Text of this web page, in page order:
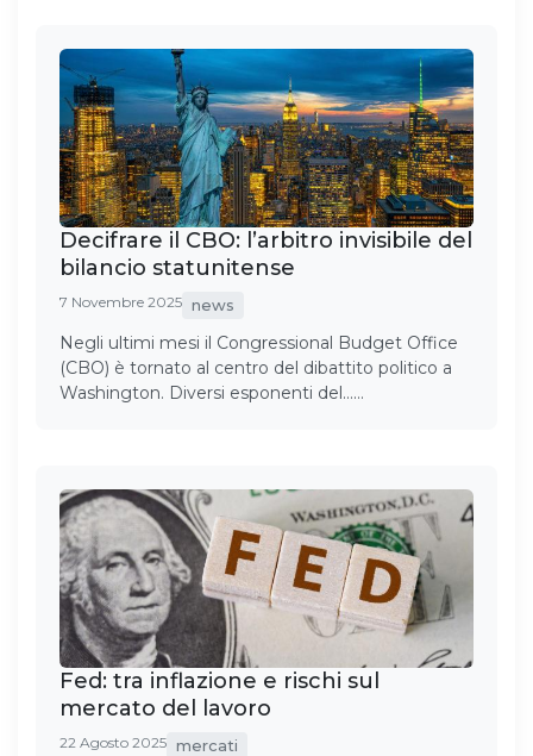
Decifrare il CBO: l’arbitro invisibile del
bilancio statunitense
7 Novembre 2025 news
Negli ultimi mesi il Congressional Budget Office
(CBO) è tornato al centro del dibattito politico a
Washington. Diversi esponenti del……
Fed: tra inflazione e rischi sul
mercato del lavoro
22 Agosto 2025 mercati